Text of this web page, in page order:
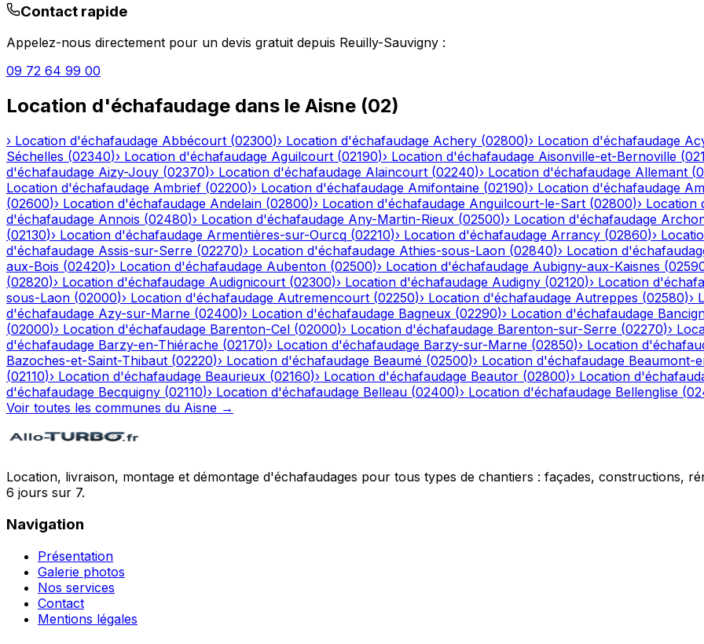
Contact rapide
Appelez-nous directement pour un devis gratuit depuis Reuilly-Sauvigny :
09 72 64 99 00
Location d'échafaudage dans le Aisne (02)
› Location d'échafaudage Abbécourt (02300)› Location d'échafaudage Achery (02800)› Location d'échafaudage
Séchelles (02340)› Location d'échafaudage Aguilcourt (02190)› Location d'échafaudage Aisonville-et-Bernoville (
d'échafaudage Aizy-Jouy (02370)› Location d'échafaudage Alaincourt (02240)› Location d'échafaudage Allemant (
Location d'échafaudage Ambrief (02200)› Location d'échafaudage Amifontaine (02190)› Location d'échafaudage
(02600)› Location d'échafaudage Andelain (02800)› Location d'échafaudage Anguilcourt-le-Sart (02800)› Location
d'échafaudage Annois (02480)› Location d'échafaudage Any-Martin-Rieux (02500)› Location d'échafaudage
(02130)› Location d'échafaudage Armentières-sur-Ourcq (02210)› Location d'échafaudage Arrancy (02860)›
d'échafaudage Assis-sur-Serre (02270)› Location d'échafaudage Athies-sous-Laon (02840)› Location
aux-Bois (02420)› Location d'échafaudage Aubenton (02500)› Location d'échafaudage Aubigny-aux-Kaisnes (
(02820)› Location d'échafaudage Audignicourt (02300)› Location d'échafaudage Audigny (02120)› Location
sous-Laon (02000)› Location d'échafaudage Autremencourt (02250)› Location d'échafaudage Autreppes (02580)›
d'échafaudage Azy-sur-Marne (02400)› Location d'échafaudage Bagneux (02290)› Location d'échafaudage
(02000)› Location d'échafaudage Barenton-Cel (02000)› Location d'échafaudage Barenton-sur-Serre (02270)›
d'échafaudage Barzy-en-Thiérache (02170)› Location d'échafaudage Barzy-sur-Marne (02850)› Location
Bazoches-et-Saint-Thibaut (02220)› Location d'échafaudage Beaumé (02500)› Location d'échafaudage Beaumont-
(02110)› Location d'échafaudage Beaurieux (02160)› Location d'échafaudage Beautor (02800)› Location
d'échafaudage Becquigny (02110)› Location d'échafaudage Belleau (02400)› Location d'échafaudage Bellenglise (
Voir toutes les communes du Aisne →
Location, livraison, montage et démontage d'échafaudages pour tous types de chantiers : façades, constructions,
6 jours sur 7.
Navigation
Présentation
Galerie photos
Nos services
Contact
Mentions légales